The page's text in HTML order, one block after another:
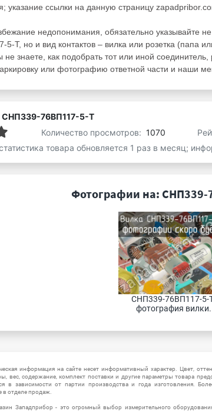
указание ссылки на данную страницу
недопонимания, обязательно указывайте
Т, но и вид контактов – вилка или розетка (папа
знаете, как подобрать тот или иной
или фотографию ответной части и наши
СНП339-76ВП117-5-Т
Количество просмотров: 1070
товара обновляется 1 раз в месяц;
Фотографии на: СНП339-
СНП339-76ВП117-5-
фотография вилки.
информация на сайте несет информативный характер. Цвет,
вес, содержание, комплект поставки и другие параметры товара
в зависимости от партии производства и года изготовления.
отделе продаж.
Западприбор - это огромный выбор измерительного